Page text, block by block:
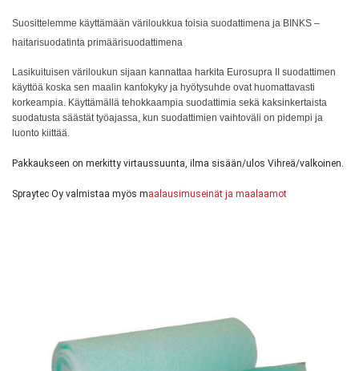
Suosittelemme käyttämään väriloukkua toisia suodattimena ja BINKS –
haitarisuodatinta primäärisuodattimena
Lasikuituisen väriloukun sijaan kannattaa harkita Eurosupra II suodattimen
käyttöä koska sen maalin kantokyky ja hyötysuhde ovat huomattavasti
korkeampia. Käyttämällä tehokkaampia suodattimia sekä kaksinkertaista
suodatusta säästät työajassa, kun suodattimien vaihtoväli on pidempi ja
luonto kiittää.
Pakkaukseen on merkitty virtaussuunta, ilma sisään/ulos Vihreä/valkoinen.
Spraytec Oy valmistaa myös maalausimuseinät ja maalaamot